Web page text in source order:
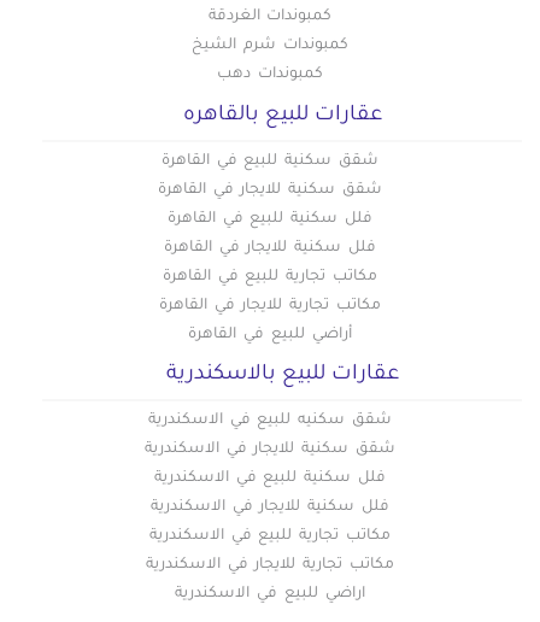
كمبوندات الغردقة
كمبوندات شرم الشيخ
كمبوندات دهب
عقارات للبيع بالقاهره
شقق سكنية للبيع في القاهرة
شقق سكنية للايجار في القاهرة
فلل سكنية للبيع في القاهرة
فلل سكنية للايجار في القاهرة
مكاتب تجارية للبيع في القاهرة
مكاتب تجارية للايجار في القاهرة
أراضي للبيع في القاهرة
عقارات للبيع بالاسكندرية
شقق سكنيه للبيع في الاسكندرية
شقق سكنية للايجار في الاسكندرية
فلل سكنية للبيع في الاسكندرية
فلل سكنية للايجار في الاسكندرية
مكاتب تجارية للبيع في الاسكندرية
مكاتب تجارية للايجار في الاسكندرية
اراضي للبيع في الاسكندرية